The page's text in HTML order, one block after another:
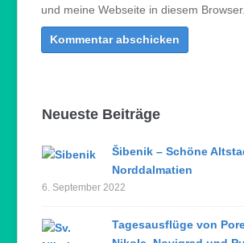
und meine Webseite in diesem Browser.
Neueste Beiträge
Šibenik – Schöne
Norddalmatien
6. September 2022
Tagesausflüge von